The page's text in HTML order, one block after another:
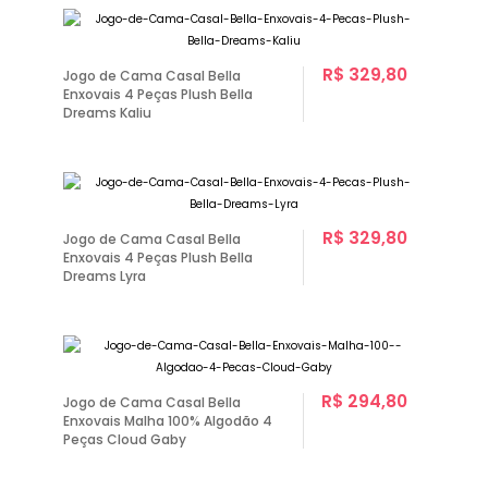
Jogo de Cama Casal Bella
Enxovais 4 Peças Plush Bella
Dreams Kaliu
R$ 329,80
Jogo de Cama Casal Bella
Enxovais 4 Peças Plush Bella
Dreams Lyra
R$ 329,80
Jogo de Cama Casal Bella
Enxovais Malha 100% Algodão 4
Peças Cloud Gaby
R$ 294,80